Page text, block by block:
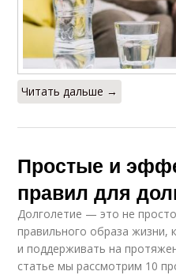
Читать дальше →
Простые и
правил для
Долголетие — это не
правильного образа
и поддерживать на
статье мы рассмотрим 10